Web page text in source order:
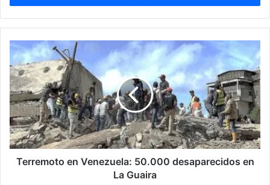
Terremoto
en
Venezuela:
50.000
desaparecidos
en
La
Guaira
Terremoto en Venezuela: 50.000 desaparecidos en
La Guaira